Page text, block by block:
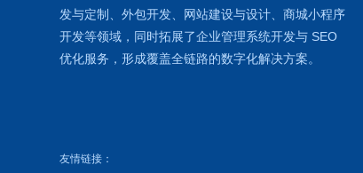
发与定制、外包开发、 网站建设与设计、商城小程序
开发等领域，同时拓展了企业管理系统开发与 SEO
优化服务，形成覆盖全链路的数字化解决方案。
友情链接：